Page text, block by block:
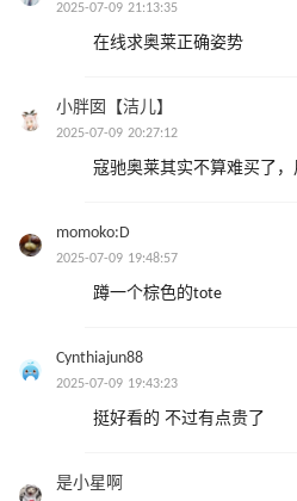
2025-07-09 21:13:35
在线求奥莱正确姿势
小胖囡【洁儿】
2025-07-09 20:27:12
寇驰奥莱其实不算难买了，
momoko:D
2025-07-09 19:48:57
蹲一个棕色的tote
Cynthiajun88
2025-07-09 19:43:23
挺好看的 不过有点贵了
是小星啊